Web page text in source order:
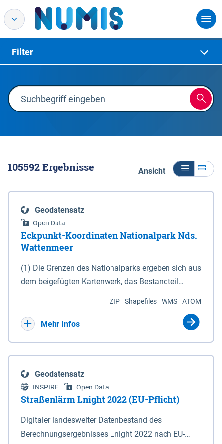
Filter
105592Ergebnisse Ansicht
Geodatensatz
Open Data
Eckpunkt-Koordinaten Nationalpark Nds.
Wattenmeer
(1) Die Grenzen des Nationalparks ergeben sich aus
dem beigefügten Kartenwerk, das Bestandteil
(DTK) im Maßstab 1 : 100 000 (Anlage 2), 2.
verkleinerte Amtliche Karte 1 : 5 000 (AK5) im
projizierte Koordinaten im Europäischen
Terrestrischen Referenzsystem 1989 (ETRS 89) mit
der Universalen Transversalen Mercator-Abbildung
bezogen auf die Zone 32 N (UTM 32N) dargestellt
(Anlage 4); Gleiches gilt für die geografischen
ATOM
WMS
Shapefiles
ZIP
Mehr Infos
Geodatensatz
INSPIRE Open Data
Straßenlärm Lnight 2022 (EU-Pflicht)
Digitaler landesweiter Datenbestand des
Berechnungsergebnisses Lnight 2022 nach EU-